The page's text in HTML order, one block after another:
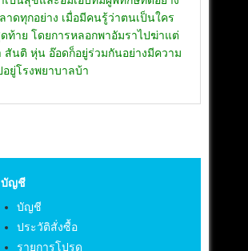
บัญชี
บัญชี
ประวัติสั่งซื้อ
รายการโปรด